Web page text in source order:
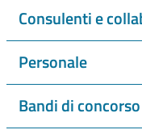
Consulenti e
Personale
Bandi di concorso